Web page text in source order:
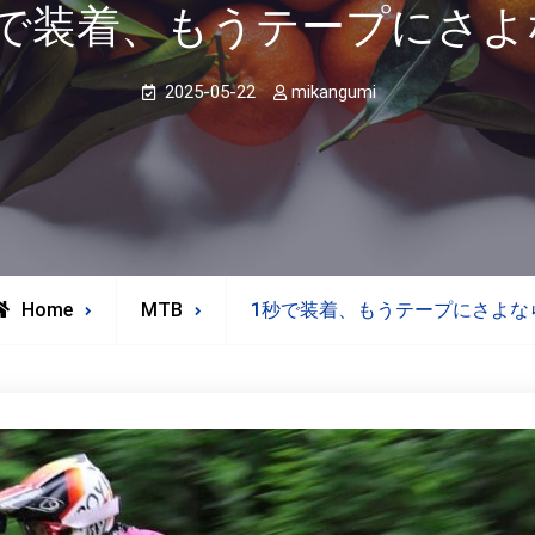
装着、もうテープにさ
2025-05-22 mikangumi
Home MTB 1秒で装着、もうテープにさよな